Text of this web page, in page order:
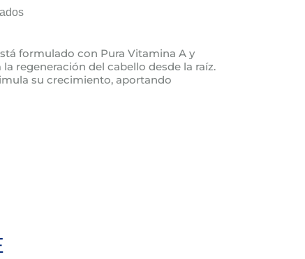
formulado con Pura Vitamina A y
regeneración del cabello desde la raíz.
su crecimiento, aportando